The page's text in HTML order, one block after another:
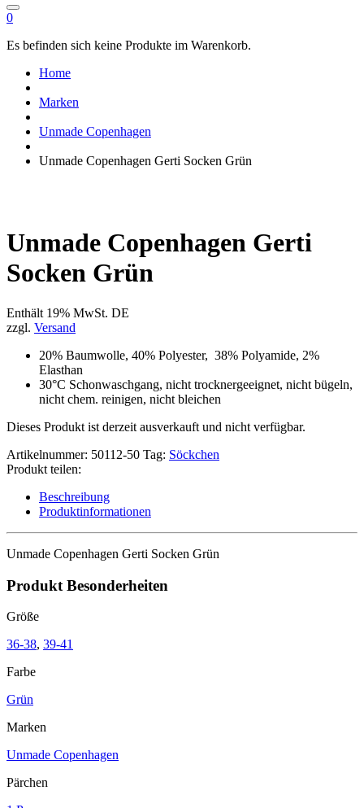
0
Es befinden sich keine Produkte im Warenkorb.
Home
Marken
Unmade Copenhagen
Unmade Copenhagen Gerti Socken Grün
Unmade Copenhagen Gerti
Socken Grün
Enthält 19% MwSt. DE
zzgl. Versand
20% Baumwolle, 40% Polyester, 38% Polyamide, 2%
Elasthan
30°C Schonwaschgang, nicht trocknergeeignet, nicht bügeln,
nicht chem. reinigen, nicht bleichen
Dieses Produkt ist derzeit ausverkauft und nicht verfügbar.
Artikelnummer: 50112-50 Tag: Söckchen
Produkt teilen:
Beschreibung
Produktinformationen
Unmade Copenhagen Gerti Socken Grün
Produkt Besonderheiten
Größe
36-38, 39-41
Farbe
Grün
Marken
Unmade Copenhagen
Pärchen